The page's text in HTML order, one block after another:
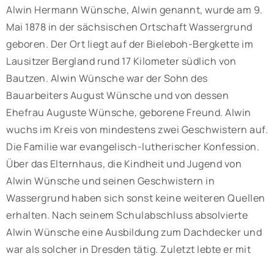
Alwin Hermann Wünsche, Alwin genannt, wurde am 9.
Mai 1878 in der sächsischen Ortschaft Wassergrund
geboren. Der Ort liegt auf der Bieleboh-Bergkette im
Lausitzer Bergland rund 17 Kilometer südlich von
Bautzen. Alwin Wünsche war der Sohn des
Bauarbeiters August Wünsche und von dessen
Ehefrau Auguste Wünsche, geborene Freund. Alwin
wuchs im Kreis von mindestens zwei Geschwistern auf.
Die Familie war evangelisch-lutherischer Konfession.
Über das Elternhaus, die Kindheit und Jugend von
Alwin Wünsche und seinen Geschwistern in
Wassergrund haben sich sonst keine weiteren Quellen
erhalten. Nach seinem Schulabschluss absolvierte
Alwin Wünsche eine Ausbildung zum Dachdecker und
war als solcher in Dresden tätig. Zuletzt lebte er mit